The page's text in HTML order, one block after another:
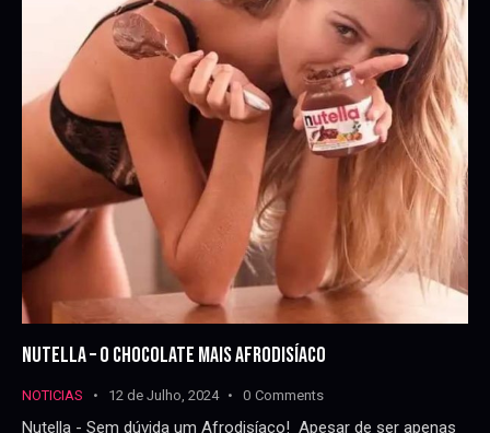
NUTELLA – O CHOCOLATE MAIS AFRODISÍACO
NOTICIAS 12 de Julho, 2024 0 Comments
Nutella - Sem dúvida um Afrodisíaco! Apesar de ser apenas